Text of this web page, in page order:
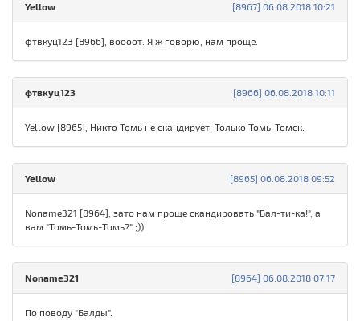
[8967] 06.08.2018 10:21
Yellow
фтвкуц123 [8966], воооот. Я ж говорю, нам проще.
[8966] 06.08.2018 10:11
фтвкуц123
Yellow [8965], Никто Томь не скандирует. Только Томь-Томск.
[8965] 06.08.2018 09:52
Yellow
Noname321 [8964], зато нам проще скандировать "Бал-ти-ка!", а
вам "Томь-Томь-Томь?" ;))
[8964] 06.08.2018 07:17
Noname321
По поводу "Балды".